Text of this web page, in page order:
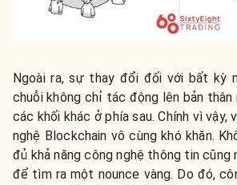
Ngoài ra, sự thay đổi đối với bất kỳ
chuỗi không chỉ tác động lên bản thân
các khối khác ở phía sau. Chính vì
nghệ Blockchain vô cùng khó khăn.
đủ khả năng công nghệ thông tin cũng
để tìm ra một nounce vàng. Do đó,